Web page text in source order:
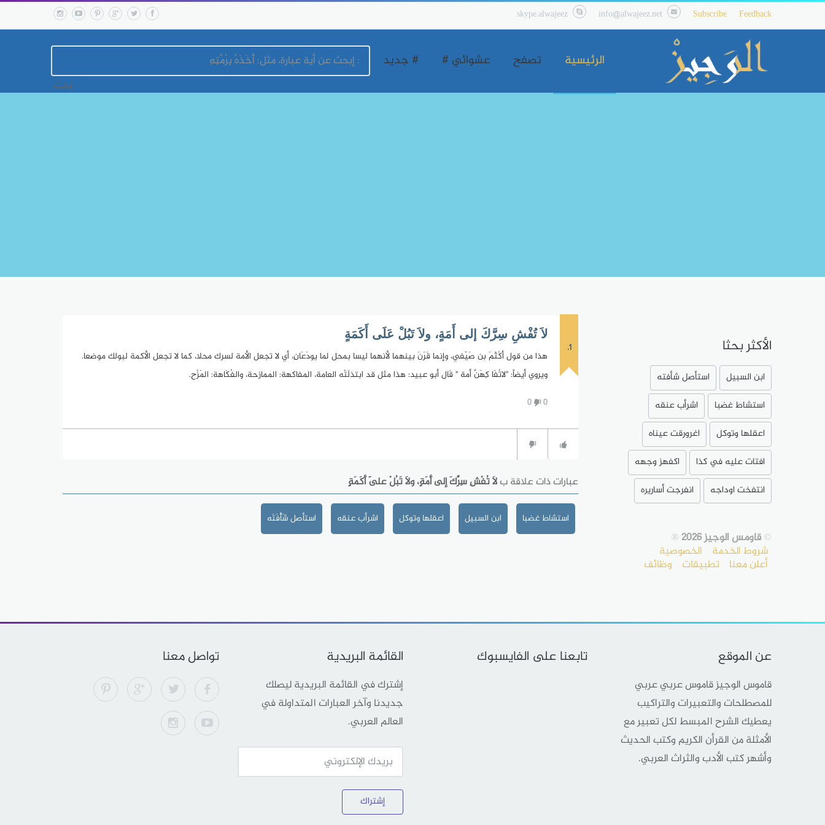
Feedback
Subscribe
info@alwajeez.net
skype.alwajeez
الرئيسية تصفح عشوائي # # جديد
1.
لاَ تُفْشِ سِرَّكَ إلى أَمَةٍ، ولاَ تَبُلْ عَلَى أَكَمَةٍ
هذا من قول أكْثَمَ بن صَيْفي، وإنما قَرَنَ بينهما لأنهما ليسا بمحل لما يودَعَانِ، أي لا تجعل الأمة لسرك محلا، كما لا تجعل الأكمة لبولك موضعا.
ويروي أيضاً: "لاتُفَا كِهَنَّ أمة " قَال أبو عبيد: هذا مثل قد ابتذلَتْه العامة، المفاكهة: الممازحة، والفُكَاهة: الَمزْح.
0
0
عبارات ذات علاقة بلاَ تُفْشِ سِرَّكَ إلى أَمَةٍ، ولاَ تَبُلْ عَلَى أَكَمَةٍ
استشاط غضبا ابن السبيل اعقلها وتوكل اشرأب عنقه استأصل شَأْفَتَه
الأكثر بحثا
ابن السبيل
استأصل شأفته
استشاط غضبا
اشرأب عنقه
اعقلها وتوكل
اغرورقت عيناه
افتات عليه في كذا
اكفهز وجهه
انتفخت اوداجه
انفرجت أساريره
©قاومس الوجيز 2026 ®
شروط الخدمة الخصوصية
أعلن معنا تطبيقات وظائف
عن الموقع
قاموس الوجيز قاموس عربي عربي
للمصطلحات والتعبيرات والتراكيب
يعطيك الشرح المبسط لكل تعبير مع
الأمثلة من القرأن الكريم وكتب الحديث
وأشهر كتب الأدب والثراث العربي.
تابعنا على الفايسبوك القائمة البريدية
إشترك في القائمة البريدية ليصلك
جديدنا وآخر العبارات المتداولة في
العالم العربي.
إشتراك
تواصل معنا